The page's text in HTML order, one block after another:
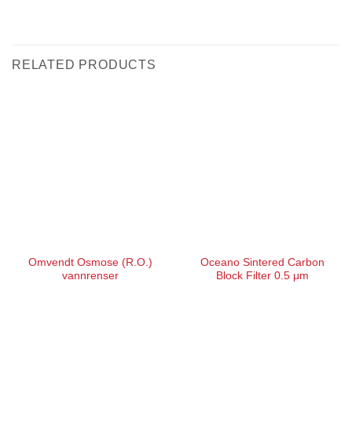
RELATED PRODUCTS
Omvendt Osmose (R.O.)
vannrenser
Oceano Sintered Carbon
Block Filter 0.5 μm